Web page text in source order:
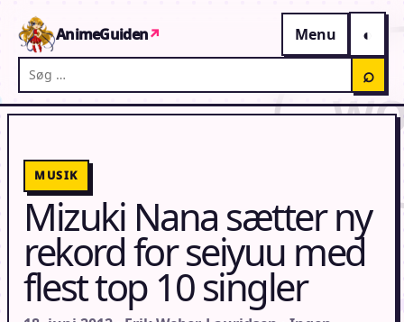
AnimeGuiden↗
Menu
Søg på AnimeGuiden
⌕
MUSIK
Mizuki Nana sætter ny
rekord for seiyuu med
flest top 10 singler